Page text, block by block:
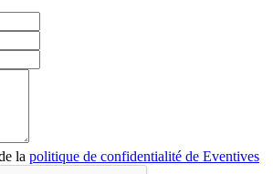
la politique de confidentialité de Eventives